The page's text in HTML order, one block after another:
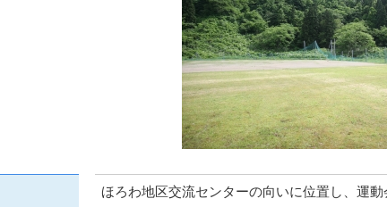
ほろわ地区交流センターの向いに位置し、運